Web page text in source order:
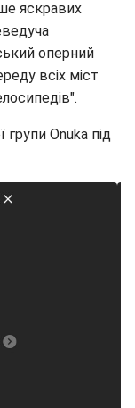
яскравих
оперний
всіх міст
групи Onuka під